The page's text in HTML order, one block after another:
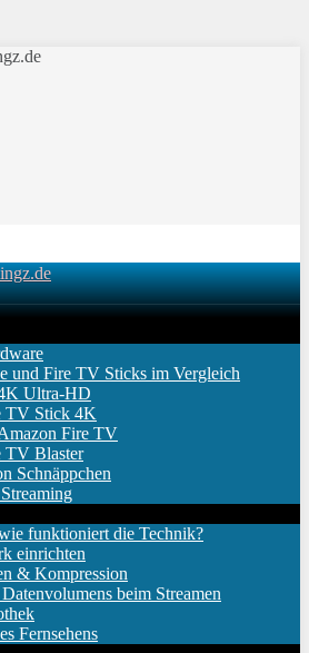
und Fire TV Sticks im Vergleich
Ultra-HD
TV Stick 4K
Fire TV
TV Blaster
Schnäppchen
funktioniert die Technik?
einrichten
& Kompression
beim Streamen
Fernsehens